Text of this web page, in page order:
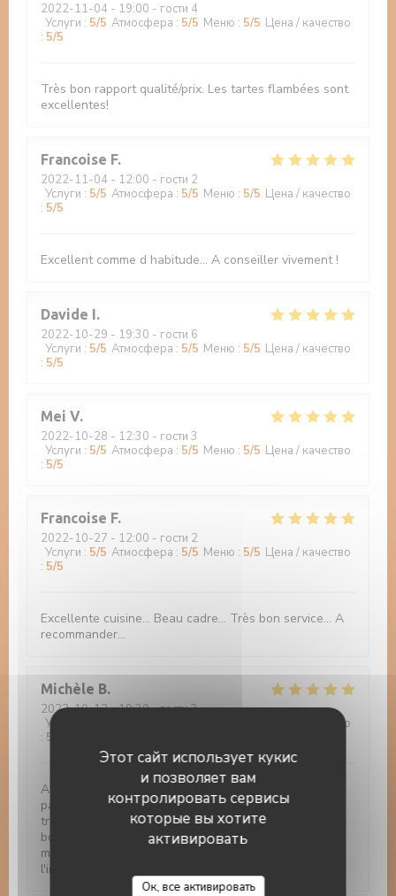
Этот сайт использует кукис
и позволяет вам
контролировать сервисы
которые вы хотите
активировать
Ок, все активировать
2022-11-04 - 19:00 - гости 4
Услуги : 5/5 Атмосфера : 5/5 Меню : 5/5 Цена / качество
: 5/5
Très bon rapport qualité/prix. Les tartes flambées sont
excellentes!
Francoise F
2022-11-04 - 12:00 - гости 2
Услуги : 5/5 Атмосфера : 5/5 Меню : 5/5 Цена / качество
: 5/5
Excellent comme d habitude... A conseiller vivement !
Davide I
2022-10-29 - 19:30 - гости 6
Услуги : 5/5 Атмосфера : 5/5 Меню : 5/5 Цена / качество
: 5/5
Mei V
2022-10-28 - 12:30 - гости 3
Услуги : 5/5 Атмосфера : 5/5 Меню : 5/5 Цена / качество
: 5/5
Francoise F
2022-10-27 - 12:00 - гости 2
Услуги : 5/5 Атмосфера : 5/5 Меню : 5/5 Цена / качество
: 5/5
Excellente cuisine... Beau cadre... Très bon service... A
recommander...
Michèle B
2022-10-12- 19:30 - гости 3
Услуги
Цена / качество
: 5
Acceil très professionnelle et chaleureuse par le
patron. Tout est fait maison. Excellente cuisine
traditionnelle, tartes flambées, souris d'agneau, gibier,
boeuf tout est merveilleux. Les desserts sont divin -
même si vous n'avez plus faim il ne faut pas faire
l'impasse. Je conseil fortement.
Auberge Au Cheval Blanc